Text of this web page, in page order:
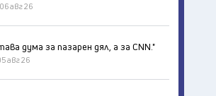
авг 26
дума за пазарен дял, а за CNN."
авг 26